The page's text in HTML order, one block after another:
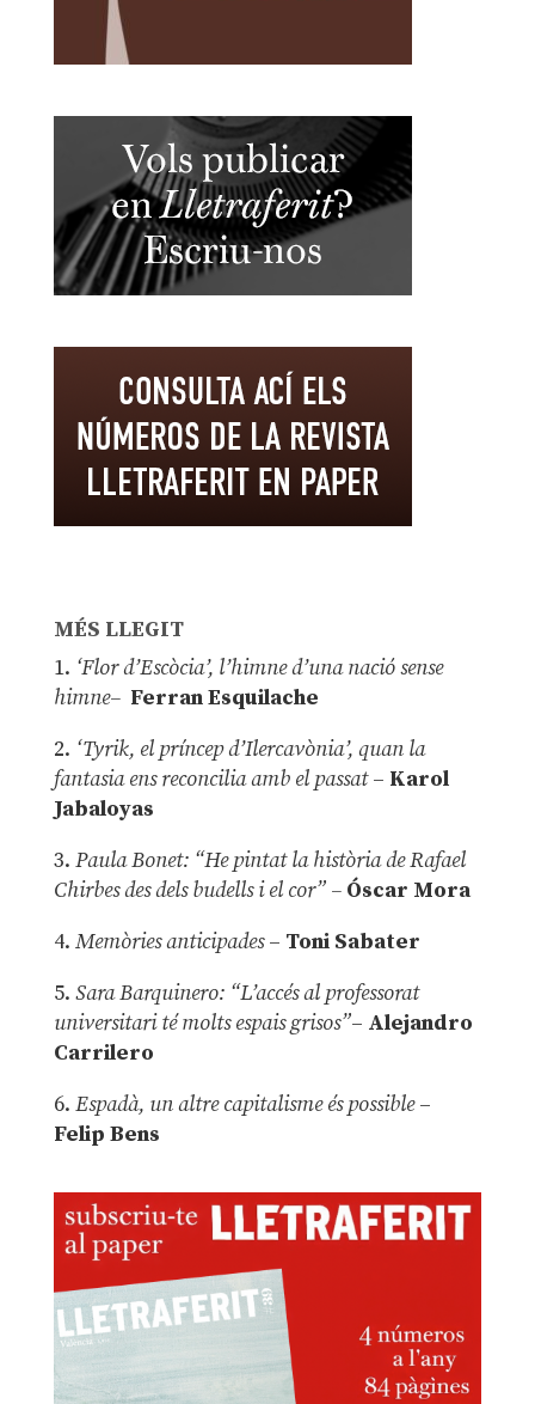
MÉS LLEGIT
1. ‘Flor d’Escòcia’, l’himne d’una nació sense
himne– Ferran Esquilache
2. ‘Tyrik, el príncep d’Ilercavònia’, quan la
fantasia ens reconcilia amb el passat– Karol
Jabaloyas
3. Paula Bonet: “He pintat la història de Rafael
Chirbes des dels budells i el cor” –Óscar Mora
4. Memòries anticipades– Toni Sabater
5. Sara Barquinero: “L’accés al professorat
universitari té molts espais grisos”– Alejandro
Carrilero
6. Espadà, un altre capitalisme és possible –
Felip Bens